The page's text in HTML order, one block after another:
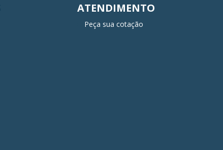
ATENDIMENTO
Peça sua cotação